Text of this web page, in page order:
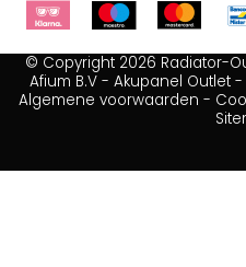
© Copyright 2026 Radiator-
Afium B.V - Akupanel Outlet -
Algemene voorwaarden -